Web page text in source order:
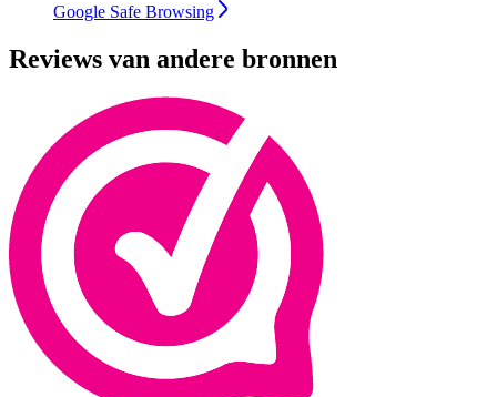
Google Safe Browsing
Reviews van andere bronnen